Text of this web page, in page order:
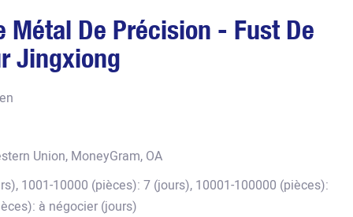
Métal De Précision - Fust De
Jingxiong
Union, MoneyGram, OA
1001-10000 (pièces): 7 (jours), 10001-100000 (pièces):
à négocier (jours)